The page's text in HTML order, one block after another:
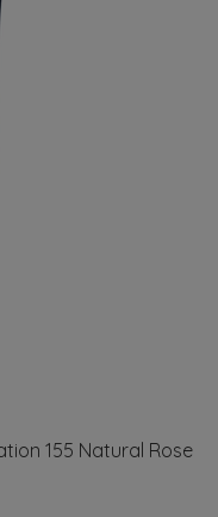
155 Natural Rose